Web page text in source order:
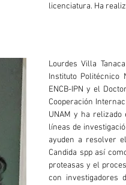
licenciatura. Ha
Lourdes Villa
Instituto Politécnico
ENCB-IPN y el
Cooperación
UNAM y ha relizado
líneas de
ayuden a resolver
Candida spp así
proteasas y el
con investigadores